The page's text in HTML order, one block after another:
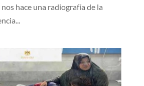
nos hace una radiografía de la